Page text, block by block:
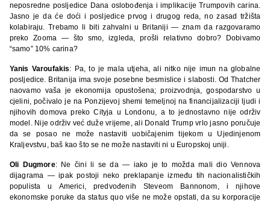
neposredne posljedice Dana oslobođenja i implikacije Trumpovih carina.
Jasno je da će doći i posljedice prvog i drugog reda, no zasad tržišta
kolabiraju. Trebamo li biti zahvalni u Britaniji — znam da razgovaramo
preko Zooma — što smo, izgleda, prošli relativno dobro? Dobivamo
“samo” 10% carina?
Yanis Varoufakis: Pa, to je mala utjeha, ali nitko nije imun na globalne
posljedice. Britanija ima svoje posebne besmislice i slabosti. Od Thatcher
naovamo vaša je ekonomija opustošena; proizvodnja, gospodarstvo u
cjelini, počivalo je na Ponzijevoj shemi temeljnoj na financijalizaciji ljudi i
njihovih domova preko Cityja u Londonu, a to jednostavno nije održiv
model. Nije održiv već duže vrijeme, ali Donald Trump vrlo jasno poručuje
da se posao ne može nastaviti uobičajenim tijekom u Ujedinjenom
Kraljevstvu, baš kao što se ne može nastaviti ni u Europskoj uniji.
Oli Dugmore: Ne čini li se da — iako je to možda mali dio Vennova
dijagrama — ipak postoji neko preklapanje između tih nacionalističkih
populista u Americi, predvođenih Steveom Bannonom, i njihove
ekonomske poruke da status quo više ne može opstati, da su korporacije